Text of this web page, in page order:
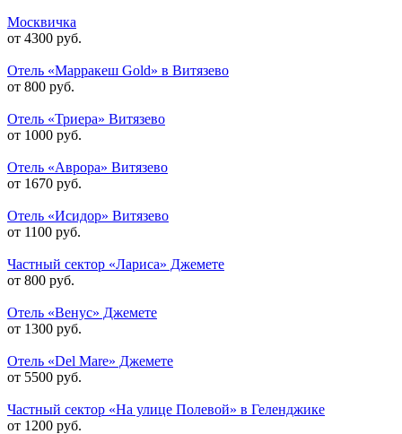
Москвичка
от 4300 руб.
Отель «Марракеш Gold» в Витязево
от 800 руб.
Отель «Триера» Витязево
от 1000 руб.
Отель «Аврора» Витязево
от 1670 руб.
Отель «Исидор» Витязево
от 1100 руб.
Частный сектор «Лариса» Джемете
от 800 руб.
Отель «Венус» Джемете
от 1300 руб.
Отель «Del Mare» Джемете
от 5500 руб.
Частный сектор «На улице Полевой» в Геленджике
от 1200 руб.